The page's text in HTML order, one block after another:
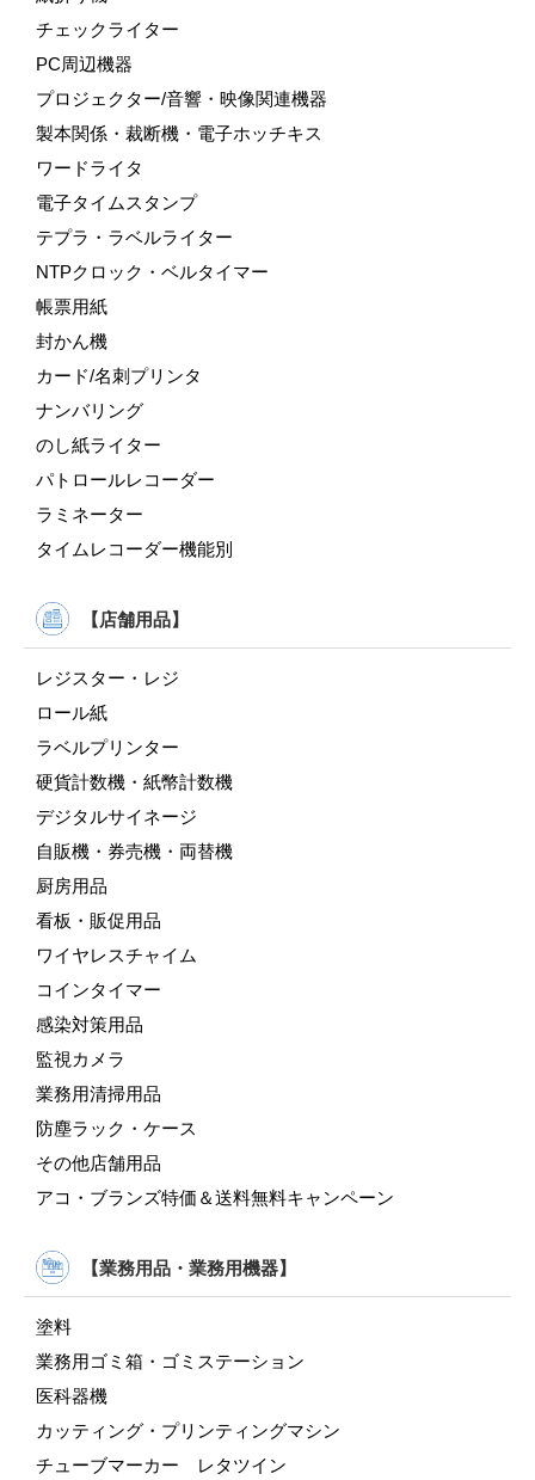
チェックライター
PC周辺機器
プロジェクター/音響・映像関連機器
製本関係・裁断機・電子ホッチキス
ワードライタ
電子タイムスタンプ
テプラ・ラベルライター
NTPクロック・ベルタイマー
帳票用紙
封かん機
カード/名刺プリンタ
ナンバリング
のし紙ライター
パトロールレコーダー
ラミネーター
タイムレコーダー機能別
【店舗用品】
レジスター・レジ
ロール紙
ラベルプリンター
硬貨計数機・紙幣計数機
デジタルサイネージ
自販機・券売機・両替機
厨房用品
看板・販促用品
ワイヤレスチャイム
コインタイマー
感染対策用品
監視カメラ
業務用清掃用品
防塵ラック・ケース
その他店舗用品
アコ・ブランズ特価＆送料無料キャンペーン
【業務用品・業務用機器】
塗料
業務用ゴミ箱・ゴミステーション
医科器機
カッティング・プリンティングマシン
チューブマーカー レタツイン